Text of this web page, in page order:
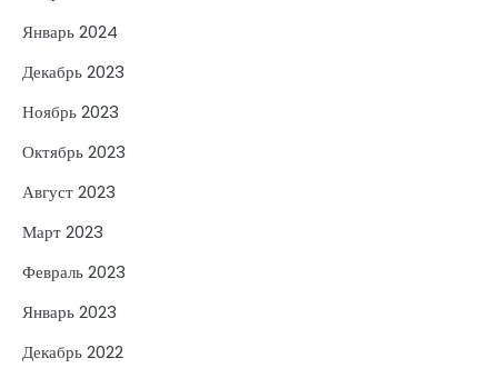
Январь 2024
Декабрь 2023
Ноябрь 2023
Октябрь 2023
Август 2023
Март 2023
Февраль 2023
Январь 2023
Декабрь 2022